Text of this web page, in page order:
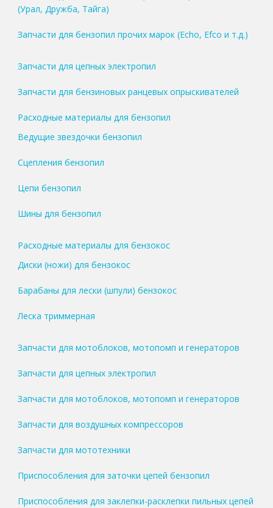
(Урал, Дружба, Тайга)
Запчасти для бензопил прочих марок (Echo, Efco и т.д.)
Запчасти для цепных электропил
Запчасти для бензиновых ранцевых опрыскивателей
Расходные материалы для бензопил
Ведущие звездочки бензопил
Сцепления бензопил
Цепи бензопил
Шины для бензопил
Расходные материалы для бензокос
Диски (ножи) для бензокос
Барабаны для лески (шпули) бензокос
Леска триммерная
Запчасти для мотоблоков, мотопомп и генераторов
Запчасти для цепных электропил
Запчасти для мотоблоков, мотопомп и генераторов
Запчасти для воздушных компрессоров
Запчасти для мототехники
Приспособления для заточки цепей бензопил
Приспособления для заклепки-расклепки пильных цепей